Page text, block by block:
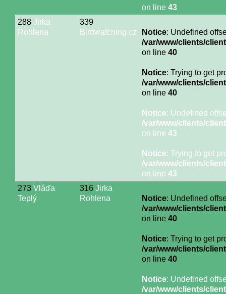
on line 43
288 Jirka
Rohlena
339
Birdwatching.cz
Notice: Undefined
/var/www/clients/
on line 40
Notice: Trying to get
/var/www/clients/
on line 40
Notice: Undefined
/var/www/clients/
on line 43
Notice: Trying to get
/var/www/clients/
on line 43
273 Vláďa
Teplý
316 Jirka
Rohlena
Notice: Undefined
/var/www/clients/
on line 40
Notice: Trying to get
/var/www/clients/
on line 40
Notice: Undefined
/var/www/clients/